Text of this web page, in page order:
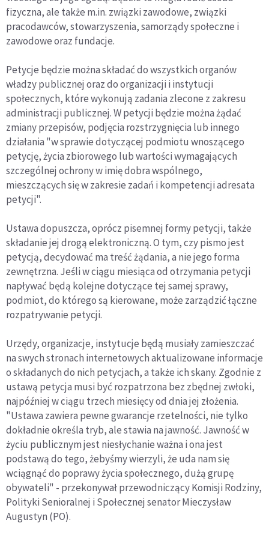
fizyczna, ale także m.in. związki zawodowe, związki
pracodawców, stowarzyszenia, samorządy społeczne i
zawodowe oraz fundacje.
Petycje będzie można składać do wszystkich organów
władzy publicznej oraz do organizacji i instytucji
społecznych, które wykonują zadania zlecone z zakresu
administracji publicznej. W petycji będzie można żądać
zmiany przepisów, podjęcia rozstrzygnięcia lub innego
działania "w sprawie dotyczącej podmiotu wnoszącego
petycję, życia zbiorowego lub wartości wymagających
szczególnej ochrony w imię dobra wspólnego,
mieszczących się w zakresie zadań i kompetencji adresata
petycji".
Ustawa dopuszcza, oprócz pisemnej formy petycji, także
składanie jej drogą elektroniczną. O tym, czy pismo jest
petycją, decydować ma treść żądania, a nie jego forma
zewnętrzna. Jeśli w ciągu miesiąca od otrzymania petycji
napływać będą kolejne dotyczące tej samej sprawy,
podmiot, do którego są kierowane, może zarządzić łączne
rozpatrywanie petycji.
Urzędy, organizacje, instytucje będą musiały zamieszczać
na swych stronach internetowych aktualizowane informacje
o składanych do nich petycjach, a także ich skany. Zgodnie z
ustawą petycja musi być rozpatrzona bez zbędnej zwłoki,
najpóźniej w ciągu trzech miesięcy od dnia jej złożenia.
"Ustawa zawiera pewne gwarancje rzetelności, nie tylko
dokładnie określa tryb, ale stawia na jawność. Jawność w
życiu publicznym jest niesłychanie ważna i ona jest
podstawą do tego, żebyśmy wierzyli, że uda nam się
wciągnąć do poprawy życia społecznego, dużą grupę
obywateli" - przekonywał przewodniczący Komisji Rodziny,
Polityki Senioralnej i Społecznej senator Mieczysław
Augustyn (PO).